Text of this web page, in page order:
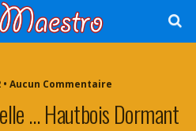
• Aucun Commentaire
… Hautbois Dormant